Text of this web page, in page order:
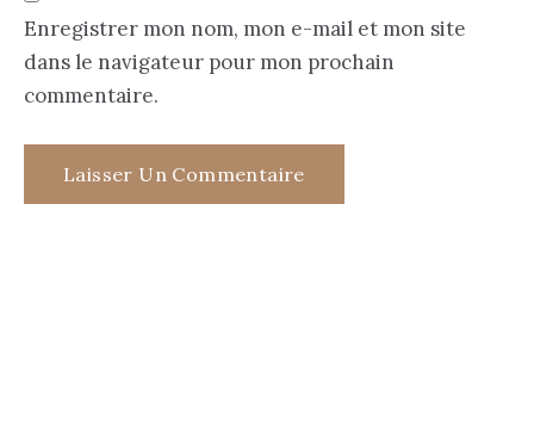
Enregistrer mon nom, mon e-mail et mon site
dans le navigateur pour mon prochain
commentaire.